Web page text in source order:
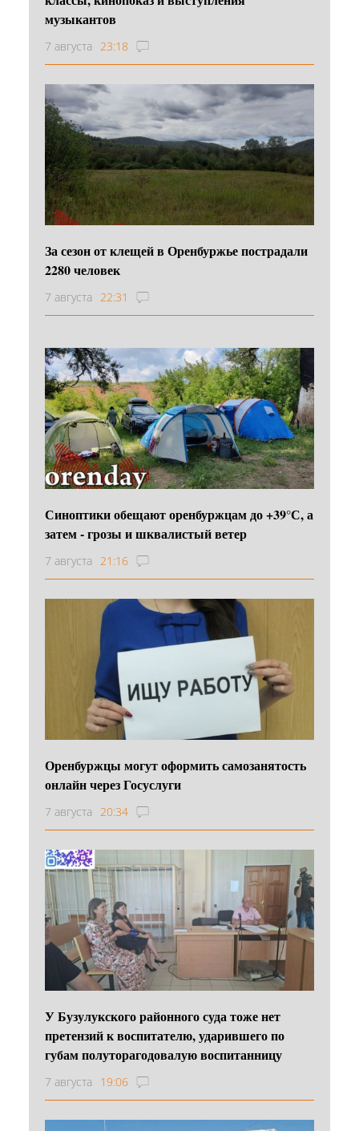
музыкантов
7 августа 23:18
За сезон от клещей в Оренбуржье пострадали
2280 человек
7 августа 22:31
Синоптики обещают оренбуржцам до +39°С, а
затем - грозы и шквалистый ветер
7 августа 21:16
Оренбуржцы могут оформить самозанятость
онлайн через Госуслуги
7 августа 20:34
У Бузулукского районного суда тоже нет
претензий к воспитателю, ударившего по
губам полуторагодовалую воспитанницу
7 августа 19:06